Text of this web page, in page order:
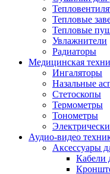
Фото и
Тепловые
Тепловые
Увлажнители
Радиаторы
Медицинская
Ингаляторы
Назальные
Стетоскопы
Термометры
Тонометры
Аудио-видео
Аксессуары
Кабели